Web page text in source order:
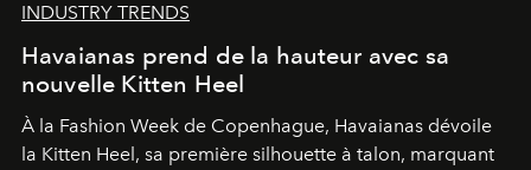
INDUSTRY TRENDS
Havaianas prend de la hauteur avec sa
nouvelle Kitten Heel
À la Fashion Week de Copenhague, Havaianas dévoile
la Kitten Heel, sa première silhouette à talon, marquant